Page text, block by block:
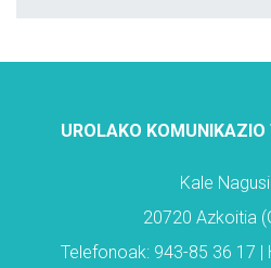
UROLAKO KOMUNIKAZIO
Kale
20720 Azkoitia
Telefonoak: 943-85 36 17 |